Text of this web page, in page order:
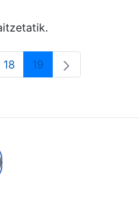
Pages Use TAB to
Orrialdea
18 Orrialdea
19